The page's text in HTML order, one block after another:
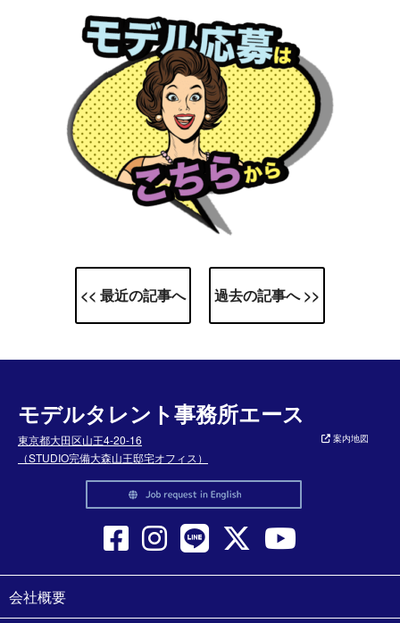
<< 最近の記事へ 過去の記事へ >>
モデルタレント事務所エース
東京都大田区山王4-20-16
（STUDIO完備大森山王邸宅オフィス）
案内地図
会社概要